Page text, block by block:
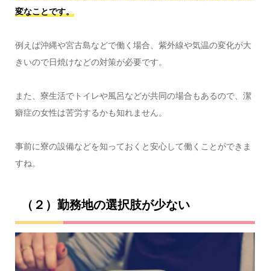
変なことです。
例えば沖縄や宮古島などで働く場合、紫外線や気温の変化が大
きいので日焼けなどの対策が必要です。
また、寮生活でトイレや風呂などが共同の場合もあるので、潔
癖症の女性は苦労するかも知れません。
事前に寮の設備などを知っておくと安心して働くことができま
すね。
（２）勤務地の選択肢が少ない